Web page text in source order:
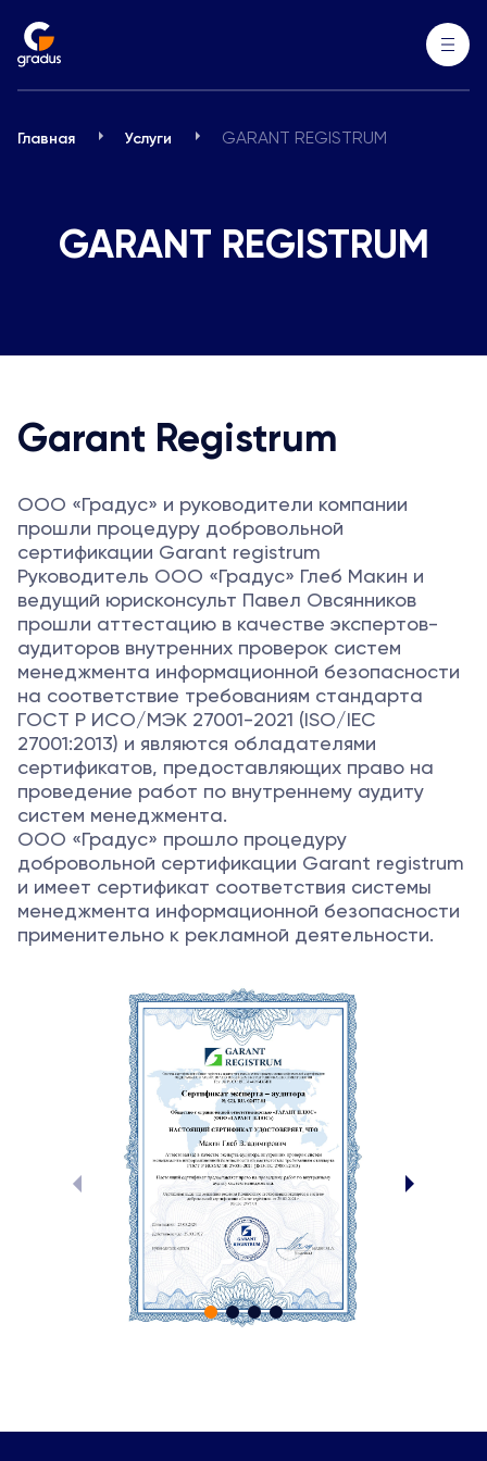
Главная Услуги GARANT REGISTRUM
GARANT REGISTRUM
Garant Registrum
ООО «Градус» и руководители компании
прошли процедуру добровольной
сертификации Garant registrum
Руководитель ООО «Градус» Глеб Макин и
ведущий юрисконсульт Павел Овсянников
прошли аттестацию в качестве экспертов-
аудиторов внутренних проверок систем
менеджмента информационной безопасности
на соответствие требованиям стандарта
ГОСТ Р ИСО/МЭК 27001-2021 (ISO/IEC
27001:2013) и являются обладателями
сертификатов, предоставляющих право на
проведение работ по внутреннему аудиту
систем менеджмента.
ООО «Градус» прошло процедуру
добровольной сертификации Garant registrum
и имеет сертификат соответствия системы
менеджмента информационной безопасности
применительно к рекламной деятельности.